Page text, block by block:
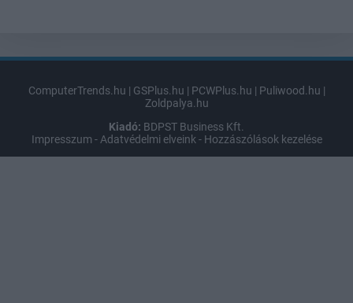
ComputerTrends.hu | GSPlus.hu | PCWPlus.hu | Puliwood.hu |
Zoldpalya.hu
Kiadó: BDPST Business Kft.
Impresszum - Adatvédelmi elveink - Hozzászólások kezelése